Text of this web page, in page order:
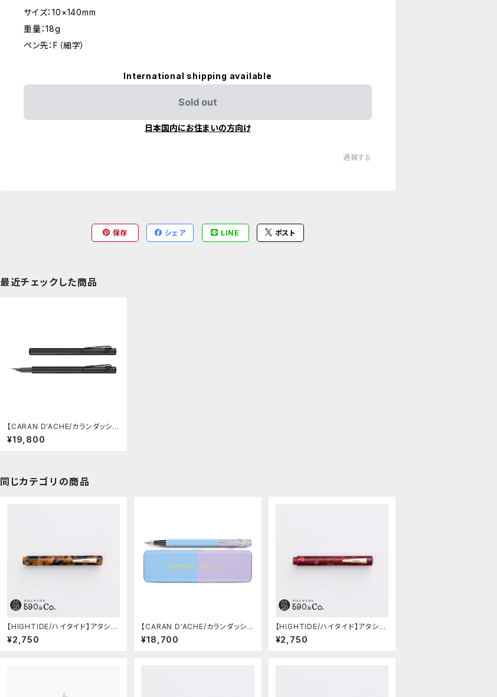
サイズ：10×140mm
重量：18g
ペン先：F（細字）
International shipping available
Sold out
日本国内にお住まいの方向け
通報する
保存 シェア LINE ポスト
最近チェックした商品
【CARAN D'ACHE/カランダッシ
ュ】ブラックエディション 849 万年
筆 ブラックコード(F/細字)
¥19,800
同じカテゴリの商品
【HIGHTIDE/ハイタイド】アタシェ
マーブル万年筆 (ブラウン)
¥2,750
【CARAN D'ACHE/カランダッシ
ュ】カランダッシュ + ポール·スミス
エディション4 万年筆(スカイブル
¥18,700
【HIGHTIDE/ハイタイド】アタシェ
マーブル万年筆 (ダークレッド)
¥2,750